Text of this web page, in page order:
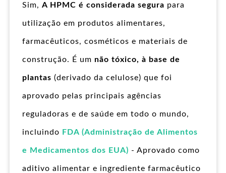
Sim, A HPMC é considerada segura para
utilização em produtos alimentares,
farmacêuticos, cosméticos e materiais de
construção. É um não tóxico, à base de
plantas (derivado da celulose) que foi
aprovado pelas principais agências
reguladoras e de saúde em todo o mundo,
incluindo FDA (Administração de Alimentos
e Medicamentos dos EUA) - Aprovado como
aditivo alimentar e ingrediente farmacêutico